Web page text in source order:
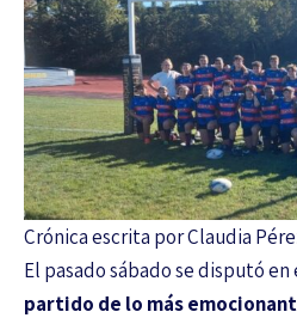
Crónica escrita por Claudia
El pasado sábado se disputó
partido de lo más